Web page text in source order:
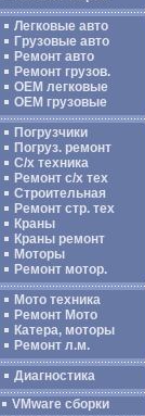
Легковые авто
Грузовые авто
Ремонт авто
Ремонт грузов.
ОЕМ легковые
OEM грузовые
Погрузчики
Погруз. ремонт
С/х техника
Ремонт с/х тех
Строительная
Ремонт стр. тех
Краны
Краны ремонт
Моторы
Ремонт мотор.
Мото техника
Ремонт Мото
Катера, моторы
Ремонт л.м.
Диагностика
VMware сборки